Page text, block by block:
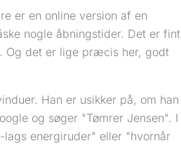
er en online version af en
nogle åbningstider. Det er fint
Og det er lige præcis her, godt
Han er usikker på, om han
og søger "Tømrer Jensen". I
energiruder" eller "hvornår